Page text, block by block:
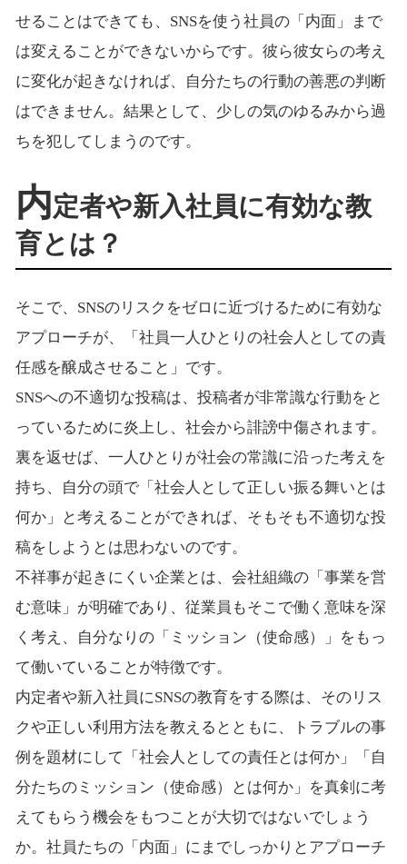
せることはできても、SNSを使う社員の「内面」まで
は変えることができないからです。彼ら彼女らの考え
に変化が起きなければ、自分たちの行動の善悪の判断
はできません。結果として、少しの気のゆるみから過
ちを犯してしまうのです。
内定者や新入社員に有効な教
育とは？
そこで、SNSのリスクをゼロに近づけるために有効な
アプローチが、「社員一人ひとりの社会人としての責
任感を醸成させること」です。
SNSへの不適切な投稿は、投稿者が非常識な行動をと
っているために炎上し、社会から誹謗中傷されます。
裏を返せば、一人ひとりが社会の常識に沿った考えを
持ち、自分の頭で「社会人として正しい振る舞いとは
何か」と考えることができれば、そもそも不適切な投
稿をしようとは思わないのです。
不祥事が起きにくい企業とは、会社組織の「事業を営
む意味」が明確であり、従業員もそこで働く意味を深
く考え、自分なりの「ミッション（使命感）」をもっ
て働いていることが特徴です。
内定者や新入社員にSNSの教育をする際は、そのリス
クや正しい利用方法を教えるとともに、トラブルの事
例を題材にして「社会人としての責任とは何か」「自
分たちのミッション（使命感）とは何か」を真剣に考
えてもらう機会をもつことが大切ではないでしょう
か。社員たちの「内面」にまでしっかりとアプローチ